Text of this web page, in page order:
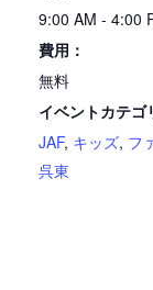
9:00 AM - 4:00
費用：
無料
イベントカテゴ
JAF, キッズ, フ
呉東